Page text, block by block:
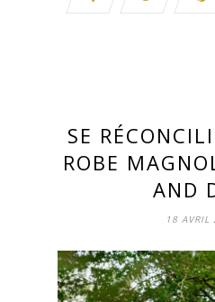
SE
ROBE
AND
18 AVRIL